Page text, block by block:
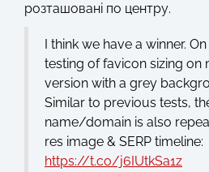
розташовані по центру.
I think we have a winner.
testing of favicon sizing on
version with a grey
Similar to previous tests,
name/domain is also
res image & SERP timeline:
https://t.co/j6IUtkSa1z